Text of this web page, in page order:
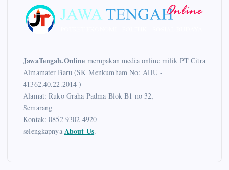
JawaTengah.Online merupakan media online milik PT Citra
Almamater Baru (SK Menkumham No: AHU -
41362.40.22.2014 )
Alamat: Ruko Graha Padma Blok B1 no 32,
Semarang
Kontak: 0852 9302 4920
selengkapnya About Us.